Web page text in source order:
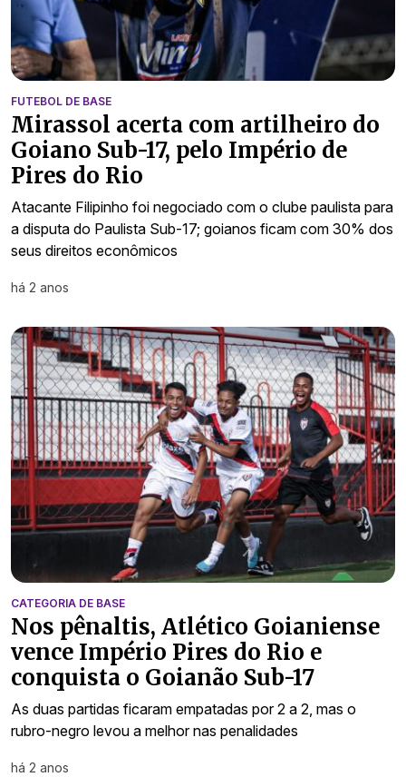
FUTEBOL DE BASE
Mirassol acerta com artilheiro do
Goiano Sub-17, pelo Império de
Pires do Rio
Atacante Filipinho foi negociado com o clube paulista para
a disputa do Paulista Sub-17; goianos ficam com 30% dos
seus direitos econômicos
há 2 anos
CATEGORIA DE BASE
Nos pênaltis, Atlético Goianiense
vence Império Pires do Rio e
conquista o Goianão Sub-17
As duas partidas ficaram empatadas por 2 a 2, mas o
rubro-negro levou a melhor nas penalidades
há 2 anos